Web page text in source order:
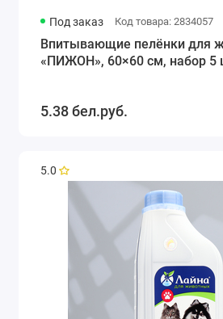
Под заказ Код товара: 2834057
Впитывающие пелёнки для
«ПИЖОН», 60×60 см, набор 5
5.38 бел.руб.
5.0